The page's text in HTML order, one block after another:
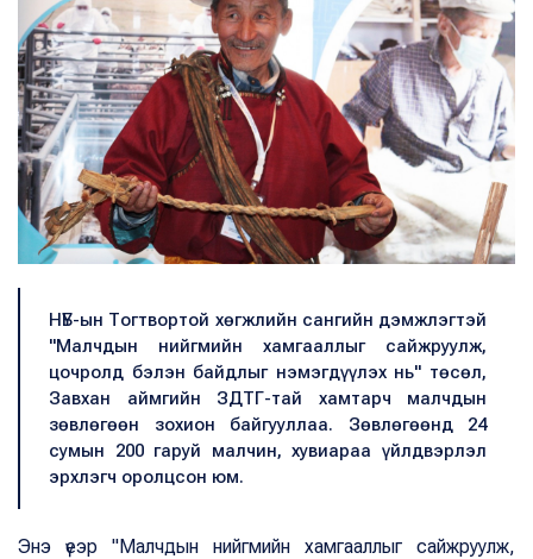
НҮБ-ын Тогтвортой хөгжлийн сангийн дэмжлэгтэй
"Малчдын нийгмийн хамгааллыг сайжруулж,
цочролд бэлэн байдлыг нэмэгдүүлэх нь" төсөл,
Завхан аймгийн ЗДТГ-тай хамтарч малчдын
зөвлөгөөн зохион байгууллаа. Зөвлөгөөнд 24
сумын 200 гаруй малчин, хувиараа үйлдвэрлэл
эрхлэгч оролцсон юм.
Энэ үеэр "Малчдын нийгмийн хамгааллыг сайжруулж,